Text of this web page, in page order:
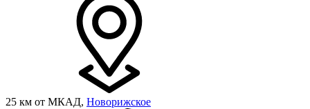
25 км от МКАД, Новорижское